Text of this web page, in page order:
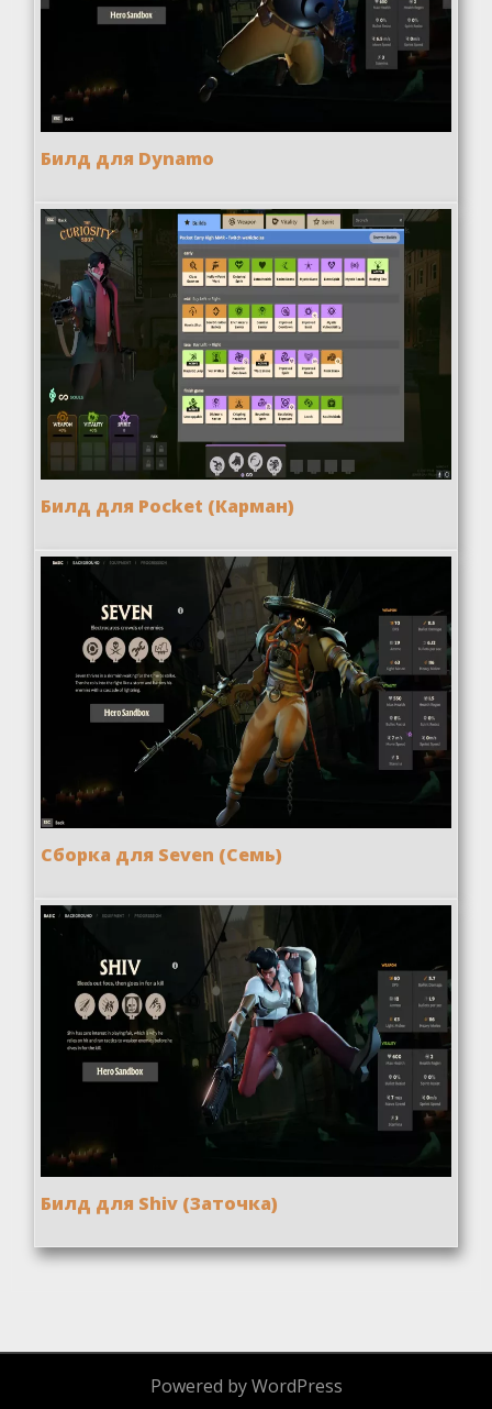
Билд для Dynamo
Билд для Pocket (Карман)
Сборка для Seven (Семь)
Билд для Shiv (Заточка)
Powered by WordPress